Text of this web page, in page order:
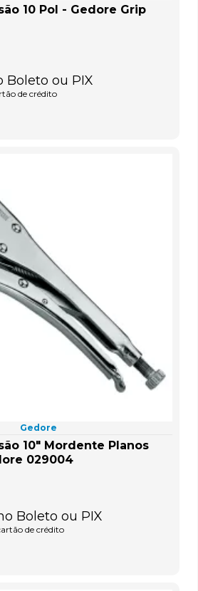
10 Pol - Gedore Grip
Boleto ou PIX
de crédito
Gedore
10" Mordente Planos
029004
Boleto ou PIX
de crédito